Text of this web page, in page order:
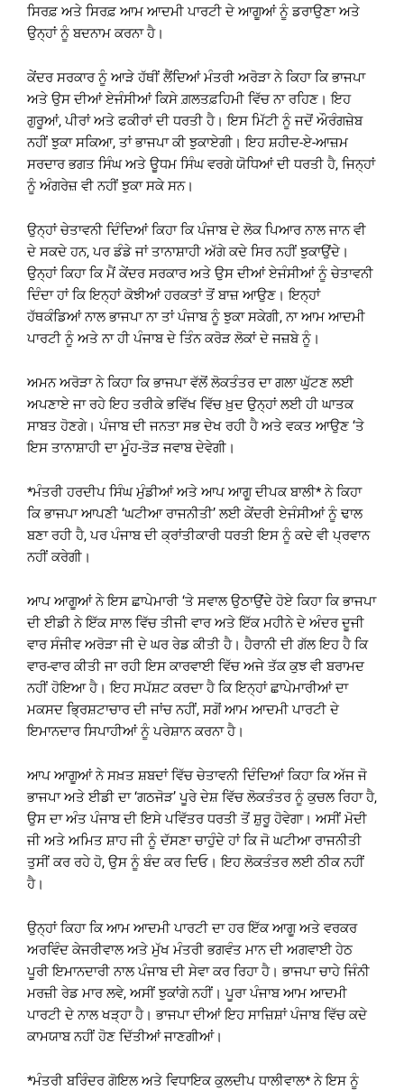
ਸਿਰਫ਼ ਅਤੇ ਸਿਰਫ਼ ਆਮ ਆਦਮੀ ਪਾਰਟੀ ਦੇ ਆਗੂਆਂ ਨੂੰ ਡਰਾਉਣਾ ਅਤੇ
ਉਨ੍ਹਾਂ ਨੂੰ ਬਦਨਾਮ ਕਰਨਾ ਹੈ।
ਕੇਂਦਰ ਸਰਕਾਰ ਨੂੰ ਆੜੇ ਹੱਥੀਂ ਲੈਂਦਿਆਂ ਮੰਤਰੀ ਅਰੋੜਾ ਨੇ ਕਿਹਾ ਕਿ ਭਾਜਪਾ
ਅਤੇ ਉਸ ਦੀਆਂ ਏਜੰਸੀਆਂ ਕਿਸੇ ਗ਼ਲਤਫ਼ਹਿਮੀ ਵਿੱਚ ਨਾ ਰਹਿਣ। ਇਹ
ਗੁਰੂਆਂ, ਪੀਰਾਂ ਅਤੇ ਫਕੀਰਾਂ ਦੀ ਧਰਤੀ ਹੈ। ਇਸ ਮਿੱਟੀ ਨੂੰ ਜਦੋਂ ਔਰੰਗਜ਼ੇਬ
ਨਹੀਂ ਝੁਕਾ ਸਕਿਆ, ਤਾਂ ਭਾਜਪਾ ਕੀ ਝੁਕਾਏਗੀ। ਇਹ ਸ਼ਹੀਦ-ਏ-ਆਜ਼ਮ
ਸਰਦਾਰ ਭਗਤ ਸਿੰਘ ਅਤੇ ਊਧਮ ਸਿੰਘ ਵਰਗੇ ਯੋਧਿਆਂ ਦੀ ਧਰਤੀ ਹੈ, ਜਿਨ੍ਹਾਂ
ਨੂੰ ਅੰਗਰੇਜ਼ ਵੀ ਨਹੀਂ ਝੁਕਾ ਸਕੇ ਸਨ।
ਉਨ੍ਹਾਂ ਚੇਤਾਵਨੀ ਦਿੰਦਿਆਂ ਕਿਹਾ ਕਿ ਪੰਜਾਬ ਦੇ ਲੋਕ ਪਿਆਰ ਨਾਲ ਜਾਨ ਵੀ
ਦੇ ਸਕਦੇ ਹਨ, ਪਰ ਡੰਡੇ ਜਾਂ ਤਾਨਾਸ਼ਾਹੀ ਅੱਗੇ ਕਦੇ ਸਿਰ ਨਹੀਂ ਝੁਕਾਉਂਦੇ।
ਉਨ੍ਹਾਂ ਕਿਹਾ ਕਿ ਮੈਂ ਕੇਂਦਰ ਸਰਕਾਰ ਅਤੇ ਉਸ ਦੀਆਂ ਏਜੰਸੀਆਂ ਨੂੰ ਚੇਤਾਵਨੀ
ਦਿੰਦਾ ਹਾਂ ਕਿ ਇਨ੍ਹਾਂ ਕੋਝੀਆਂ ਹਰਕਤਾਂ ਤੋਂ ਬਾਜ਼ ਆਉਣ। ਇਨ੍ਹਾਂ
ਹੱਥਕੰਡਿਆਂ ਨਾਲ ਭਾਜਪਾ ਨਾ ਤਾਂ ਪੰਜਾਬ ਨੂੰ ਝੁਕਾ ਸਕੇਗੀ, ਨਾ ਆਮ ਆਦਮੀ
ਪਾਰਟੀ ਨੂੰ ਅਤੇ ਨਾ ਹੀ ਪੰਜਾਬ ਦੇ ਤਿੰਨ ਕਰੋੜ ਲੋਕਾਂ ਦੇ ਜਜ਼ਬੇ ਨੂੰ।
ਅਮਨ ਅਰੋੜਾ ਨੇ ਕਿਹਾ ਕਿ ਭਾਜਪਾ ਵੱਲੋਂ ਲੋਕਤੰਤਰ ਦਾ ਗਲਾ ਘੁੱਟਣ ਲਈ
ਅਪਣਾਏ ਜਾ ਰਹੇ ਇਹ ਤਰੀਕੇ ਭਵਿੱਖ ਵਿੱਚ ਖ਼ੁਦ ਉਨ੍ਹਾਂ ਲਈ ਹੀ ਘਾਤਕ
ਸਾਬਤ ਹੋਣਗੇ। ਪੰਜਾਬ ਦੀ ਜਨਤਾ ਸਭ ਦੇਖ ਰਹੀ ਹੈ ਅਤੇ ਵਕਤ ਆਉਣ ‘ਤੇ
ਇਸ ਤਾਨਾਸ਼ਾਹੀ ਦਾ ਮੂੰਹ-ਤੋੜ ਜਵਾਬ ਦੇਵੇਗੀ।
*ਮੰਤਰੀ ਹਰਦੀਪ ਸਿੰਘ ਮੁੰਡੀਆਂ ਅਤੇ ਆਪ ਆਗੂ ਦੀਪਕ ਬਾਲੀ* ਨੇ ਕਿਹਾ
ਕਿ ਭਾਜਪਾ ਆਪਣੀ ‘ਘਟੀਆ ਰਾਜਨੀਤੀ’ ਲਈ ਕੇਂਦਰੀ ਏਜੰਸੀਆਂ ਨੂੰ ਢਾਲ
ਬਣਾ ਰਹੀ ਹੈ, ਪਰ ਪੰਜਾਬ ਦੀ ਕ੍ਰਾਂਤੀਕਾਰੀ ਧਰਤੀ ਇਸ ਨੂੰ ਕਦੇ ਵੀ ਪ੍ਰਵਾਨ
ਨਹੀਂ ਕਰੇਗੀ।
ਆਪ ਆਗੂਆਂ ਨੇ ਇਸ ਛਾਪੇਮਾਰੀ ‘ਤੇ ਸਵਾਲ ਉਠਾਉਂਦੇ ਹੋਏ ਕਿਹਾ ਕਿ ਭਾਜਪਾ
ਦੀ ਈਡੀ ਨੇ ਇੱਕ ਸਾਲ ਵਿੱਚ ਤੀਜੀ ਵਾਰ ਅਤੇ ਇੱਕ ਮਹੀਨੇ ਦੇ ਅੰਦਰ ਦੂਜੀ
ਵਾਰ ਸੰਜੀਵ ਅਰੋੜਾ ਜੀ ਦੇ ਘਰ ਰੇਡ ਕੀਤੀ ਹੈ। ਹੈਰਾਨੀ ਦੀ ਗੱਲ ਇਹ ਹੈ ਕਿ
ਵਾਰ-ਵਾਰ ਕੀਤੀ ਜਾ ਰਹੀ ਇਸ ਕਾਰਵਾਈ ਵਿੱਚ ਅਜੇ ਤੱਕ ਕੁਝ ਵੀ ਬਰਾਮਦ
ਨਹੀਂ ਹੋਇਆ ਹੈ। ਇਹ ਸਪੱਸ਼ਟ ਕਰਦਾ ਹੈ ਕਿ ਇਨ੍ਹਾਂ ਛਾਪੇਮਾਰੀਆਂ ਦਾ
ਮਕਸਦ ਭ੍ਰਿਸ਼ਟਾਚਾਰ ਦੀ ਜਾਂਚ ਨਹੀਂ, ਸਗੋਂ ਆਮ ਆਦਮੀ ਪਾਰਟੀ ਦੇ
ਇਮਾਨਦਾਰ ਸਿਪਾਹੀਆਂ ਨੂੰ ਪਰੇਸ਼ਾਨ ਕਰਨਾ ਹੈ।
ਆਪ ਆਗੂਆਂ ਨੇ ਸਖ਼ਤ ਸ਼ਬਦਾਂ ਵਿੱਚ ਚੇਤਾਵਨੀ ਦਿੰਦਿਆਂ ਕਿਹਾ ਕਿ ਅੱਜ ਜੋ
ਭਾਜਪਾ ਅਤੇ ਈਡੀ ਦਾ ‘ਗਠਜੋੜ’ ਪੂਰੇ ਦੇਸ਼ ਵਿੱਚ ਲੋਕਤੰਤਰ ਨੂੰ ਕੁਚਲ ਰਿਹਾ ਹੈ,
ਉਸ ਦਾ ਅੰਤ ਪੰਜਾਬ ਦੀ ਇਸੇ ਪਵਿੱਤਰ ਧਰਤੀ ਤੋਂ ਸ਼ੁਰੂ ਹੋਵੇਗਾ। ਅਸੀਂ ਮੋਦੀ
ਜੀ ਅਤੇ ਅਮਿਤ ਸ਼ਾਹ ਜੀ ਨੂੰ ਦੱਸਣਾ ਚਾਹੁੰਦੇ ਹਾਂ ਕਿ ਜੋ ਘਟੀਆ ਰਾਜਨੀਤੀ
ਤੁਸੀਂ ਕਰ ਰਹੇ ਹੋ, ਉਸ ਨੂੰ ਬੰਦ ਕਰ ਦਿਓ। ਇਹ ਲੋਕਤੰਤਰ ਲਈ ਠੀਕ ਨਹੀਂ
ਹੈ।
ਉਨ੍ਹਾਂ ਕਿਹਾ ਕਿ ਆਮ ਆਦਮੀ ਪਾਰਟੀ ਦਾ ਹਰ ਇੱਕ ਆਗੂ ਅਤੇ ਵਰਕਰ
ਅਰਵਿੰਦ ਕੇਜਰੀਵਾਲ ਅਤੇ ਮੁੱਖ ਮੰਤਰੀ ਭਗਵੰਤ ਮਾਨ ਦੀ ਅਗਵਾਈ ਹੇਠ
ਪੂਰੀ ਇਮਾਨਦਾਰੀ ਨਾਲ ਪੰਜਾਬ ਦੀ ਸੇਵਾ ਕਰ ਰਿਹਾ ਹੈ। ਭਾਜਪਾ ਚਾਹੇ ਜਿੰਨੀ
ਮਰਜ਼ੀ ਰੇਡ ਮਾਰ ਲਵੇ, ਅਸੀਂ ਝੁਕਾਂਗੇ ਨਹੀਂ। ਪੂਰਾ ਪੰਜਾਬ ਆਮ ਆਦਮੀ
ਪਾਰਟੀ ਦੇ ਨਾਲ ਖੜ੍ਹਾ ਹੈ। ਭਾਜਪਾ ਦੀਆਂ ਇਹ ਸਾਜ਼ਿਸ਼ਾਂ ਪੰਜਾਬ ਵਿੱਚ ਕਦੇ
ਕਾਮਯਾਬ ਨਹੀਂ ਹੋਣ ਦਿੱਤੀਆਂ ਜਾਣਗੀਆਂ।
*ਮੰਤਰੀ ਬਰਿੰਦਰ ਗੋਇਲ ਅਤੇ ਵਿਧਾਇਕ ਕੁਲਦੀਪ ਧਾਲੀਵਾਲ* ਨੇ ਇਸ ਨੂੰ